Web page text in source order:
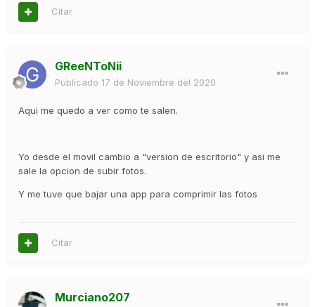
Citar
GReeNToNii
Publicado 17 de Noviembre del 2020
Aqui me quedo a ver como te salen.
Yo desde el movil cambio a "version de escritorio" y asi me
sale la opcion de subir fotos.
Y me tuve que bajar una app para comprimir las fotos
Citar
Murciano207